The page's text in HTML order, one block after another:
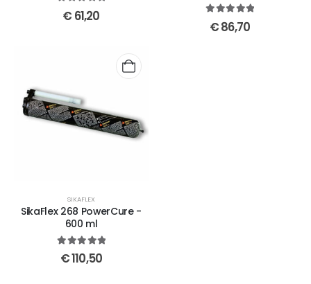
out of 5
€ 61,20 out of 5
€86,70
SIKAFLEX
SikaFlex 268 PowerCure -
600 ml
out of 5
€110,50